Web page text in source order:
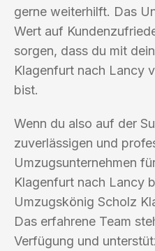
gerne weiterhilft. Das
Wert auf
sorgen, dass du mit
Klagenfurt nach Lancy
bist.
Wenn du also auf der
zuverlässigen und
Umzugsunternehmen
Klagenfurt nach Lancy
Umzugskönig Scholz
Das erfahrene Team
Verfügung und